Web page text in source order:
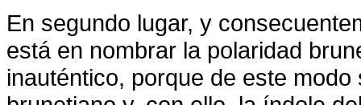
En segundo lugar, y
está en nombrar la polaridad
inauténtico, porque de este